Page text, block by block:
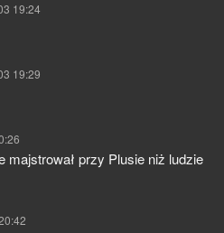
19:24
19:29
majstrował przy Plusie niż ludzie